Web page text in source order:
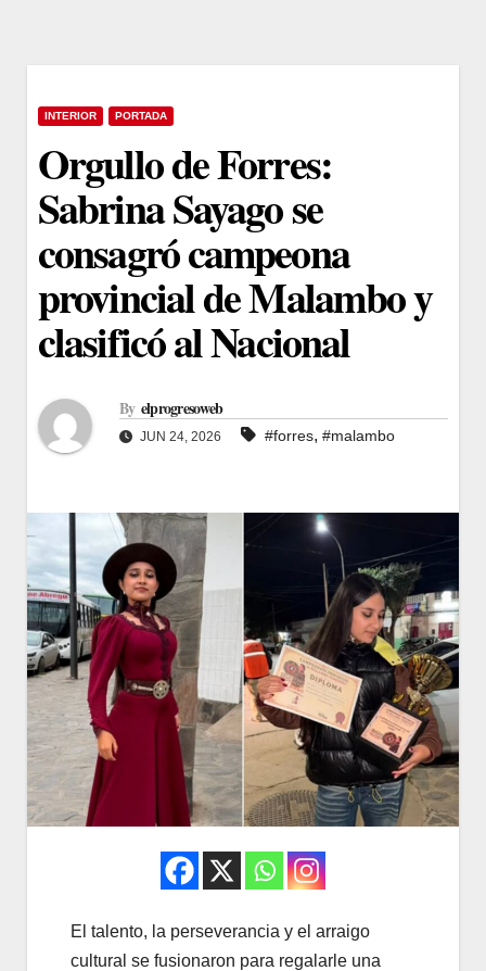
INTERIOR PORTADA
Orgullo de Forres:
Sabrina Sayago se
consagró campeona
provincial de Malambo y
clasificó al Nacional
By elprogresoweb
JUN 24, 2026 #forres, #malambo
El talento, la perseverancia y el arraigo
cultural se fusionaron para regalarle una